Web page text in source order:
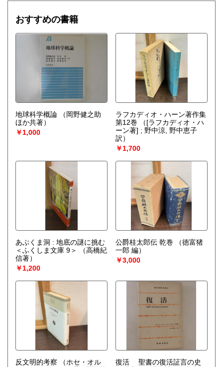
おすすめの書籍
地球科学概論
（岡野健之助
ほか共著）
￥1,000
ラフカディオ・ハーン著作集
第12巻
（[ラフカディオ・ハ
ーン著] ; 野中涼, 野中恵子
訳）
￥1,700
あぶくま洞 : 地底の謎に挑む
＜ふくしま文庫 9＞
（高橋紀
信著）
￥1,200
公爵桂太郎伝 乾巻
（徳富猪
一郎 編）
￥3,000
反文明的考察
（ホセ・オル
復活 聖書の復活証言の史